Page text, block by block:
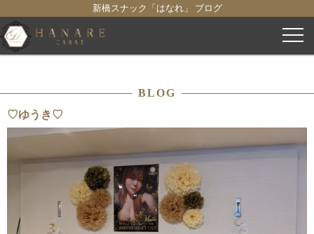
新橋スナック「はなれ」 ブログ
コ
ン
ツ
キ
プ
BLOG
♡ゆうき♡